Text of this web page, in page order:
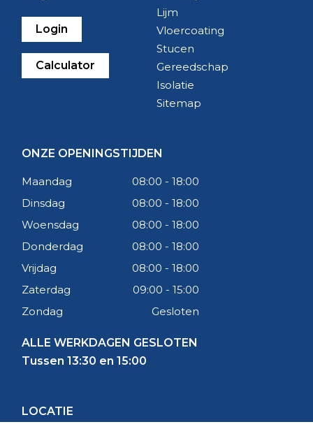
Login
Calculator
Lijm
Vloercoating
Stucen
Gereedschap
Isolatie
Sitemap
ONZE OPENINGSTIJDEN
Maandag
08:00 - 18:00
Dinsdag
08:00 - 18:00
Woensdag
08:00 - 18:00
Donderdag
08:00 - 18:00
Vrijdag
08:00 - 18:00
Zaterdag
09:00 - 15:00
Zondag
Gesloten
ALLE WERKDAGEN GESLOTEN
Tussen 13:30 en 15:00
LOCATIE